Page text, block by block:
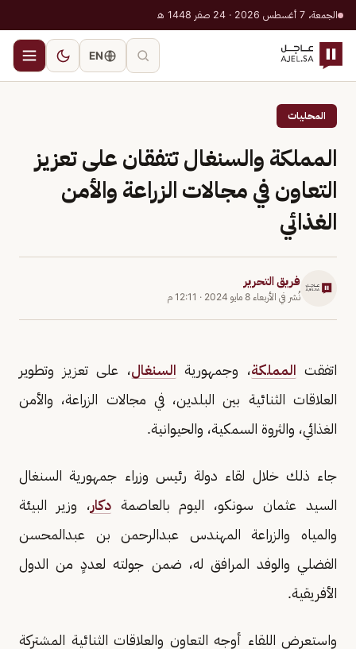
الجمعة، 7 أغسطس 2026 · 24 صفر 1448 هـ
EN
المحليات
المملكة والسنغال تتفقان على تعزيز
التعاون في مجالات الزراعة والأمن
الغذائي
فريق التحرير
نُشر في الأربعاء 8 مايو 2024 · 12:11 م
اتفقت المملكة، وجمهورية السنغال، على تعزيز وتطوير
العلاقات الثنائية بين البلدين، في مجالات الزراعة، والأمن
الغذائي، والثروة السمكية، والحيوانية.
جاء ذلك خلال لقاء دولة رئيس وزراء جمهورية السنغال
السيد عثمان سونكو، اليوم بالعاصمةدكار، وزير البيئة
والمياه والزراعة المهندس عبدالرحمن بن عبدالمحسن
الفضلي والوفد المرافق له، ضمن جولته لعددٍ من الدول
الأفريقية.
واستعرض اللقاء أوجه التعاون والعلاقات الثنائية المشتركة